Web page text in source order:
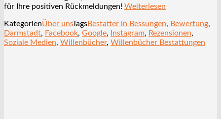
für Ihre positiven Rückmeldungen! Weiterlesen
KategorienÜber unsTagsBestatter in Bessungen, Bewertung,
Darmstadt, Facebook, Google, Instagram, Rezensionen,
Soziale Medien, Willenbücher, Willenbücher Bestattungen